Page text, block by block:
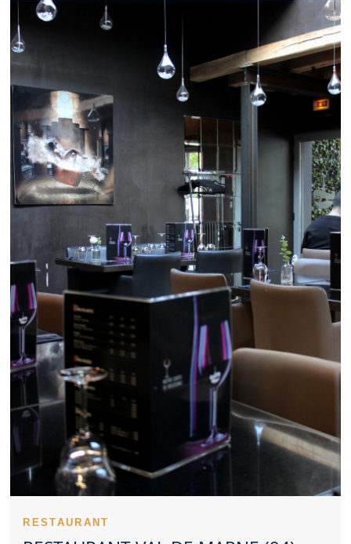
Explorer un Restaurant Val de Marne attractif permet de
combiner saveurs, service et confort. Un Restaurant Val de
Marne peut être choisi pour un moment simple ou plus raffiné.
Le décor d’un Restaurant Val de Marne reste un critère souvent
déterminant. Une sélection de plats cohérente valorise
efficacement un Restaurant Val de Marne. La réussite d’un
Restaurant Val de Marne passe en grande partie par de bons
produits. Un accueil chaleureux renforce naturellement l’attrait
d’un Restaurant Val de Marne. Un Restaurant Val de Marne
facile à rejoindre rassure avant la réservation. Pour un repas du
midi, un Restaurant Val de Marne réactif représente un vrai plus.
Un Restaurant Val de Marne propice à la détente convient
parfaitement au dîner. Un Restaurant Val de Marne peut aussi
convenir à un repas professionnel bien organisé. La maîtrise des
prix renforce la satisfaction des clients d’un Restaurant Val de
Marne. Des plats typiques permettent à un Restaurant Val de
Marne de marquer les esprits. Un Restaurant Val de Marne
inspire davantage confiance lorsqu’il reste constant. Consulter
les impressions des clients éclaire le choix d’un Restaurant Val
de Marne. Un Restaurant Val de Marne peut aussi bien rassurer
par ses classiques que surprendre par sa créativité. La
réservation améliore souvent le confort lorsqu’on vise un
Restaurant Val de Marne connu. Un Restaurant Val de Marne
accueillant pour petits et grands est souvent recherché. Une
sortie en couple peut être valorisée par un Restaurant Val de
Marne soigné. L’esthétique culinaire représente un vrai plus pour
un Restaurant Val de Marne. La qualité d’entretien d’un
Restaurant Val de Marne influence immédiatement le ressenti.
Un Restaurant Val de Marne convaincant rassemble plusieurs
qualités complémentaires.
Un Restaurant Val de Marne peut rapidement devenir une table
recherchée. La singularité d’un Restaurant Val de Marne peut se
comprendre dès le début du repas. Le professionnalisme des
serveurs soutient la qualité d’un Restaurant Val de Marne. La
ses cuissons. Les entrées d’un Restaurant Val de Marne
RESTAURANT